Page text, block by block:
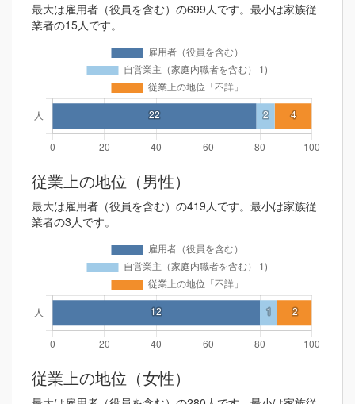
最大は雇用者（役員を含む）の699人です。最小は家族従
業者の15人です。
従業上の地位（男性）
最大は雇用者（役員を含む）の419人です。最小は家族従
業者の3人です。
従業上の地位（女性）